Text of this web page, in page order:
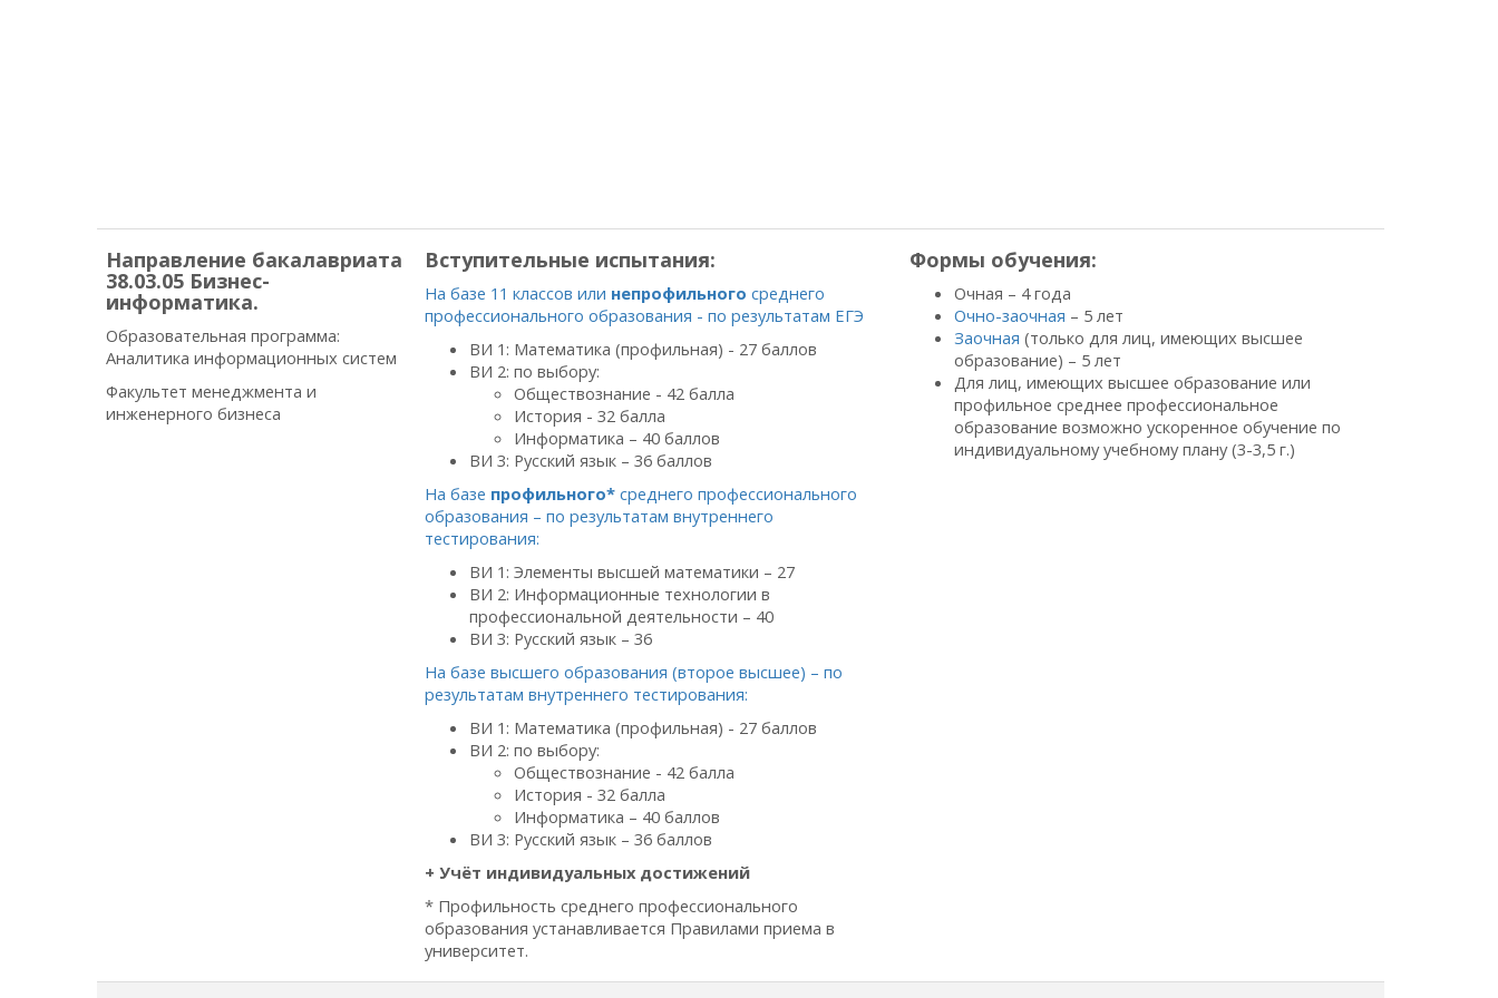
Направление бакалавриата
38.03.05 Бизнес-
информатика.
Образовательная программа:
Аналитика информационных систем
Факультет менеджмента и
инженерного бизнеса
Вступительные испытания:
На базе 11 классов или непрофильного среднего
профессионального образования - по результатам ЕГЭ
ВИ 1: Математика (профильная) - 27 баллов
ВИ 2: по выбору:
Обществознание - 42 балла
История - 32 балла
Информатика – 40 баллов
ВИ 3: Русский язык – 36 баллов
На базе профильного* среднего профессионального
образования – по результатам внутреннего
тестирования:
ВИ 1: Элементы высшей математики – 27
ВИ 2: Информационные технологии в
профессиональной деятельности – 40
ВИ 3: Русский язык – 36
На базе высшего образования (второе высшее) – по
результатам внутреннего тестирования:
ВИ 1: Математика (профильная) - 27 баллов
ВИ 2: по выбору:
Обществознание - 42 балла
История - 32 балла
Информатика – 40 баллов
ВИ 3: Русский язык – 36 баллов
+ Учёт индивидуальных достижений
* Профильность среднего профессионального
образования устанавливается Правилами приема в
университет.
Формы обучения:
Очная – 4 года
Очно-заочная – 5 лет
Заочная (только для лиц, имеющих высшее
образование) – 5 лет
Для лиц, имеющих высшее образование или
профильное среднее профессиональное
образование возможно ускоренное обучение по
индивидуальному учебному плану (3-3,5 г.)